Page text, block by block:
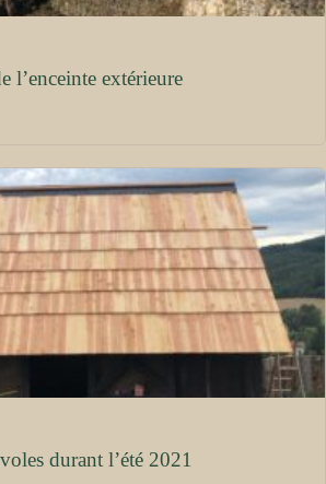
l’enceinte extérieure
durant l’été 2021